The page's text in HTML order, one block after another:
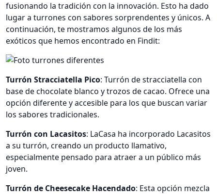
fusionando la tradición con la innovación. Esto ha dado
lugar a turrones con sabores sorprendentes y únicos. A
continuación, te mostramos algunos de los más
exóticos que hemos encontrado en Findit:
Turrón Stracciatella Pico: Turrón de stracciatella con
base de chocolate blanco y trozos de cacao. Ofrece una
opción diferente y accesible para los que buscan variar
los sabores tradicionales.
Turrón con Lacasitos: LaCasa ha incorporado Lacasitos
a su turrón, creando un producto llamativo,
especialmente pensado para atraer a un público más
joven.
Turrón de Cheesecake Hacendado: Esta opción mezcla